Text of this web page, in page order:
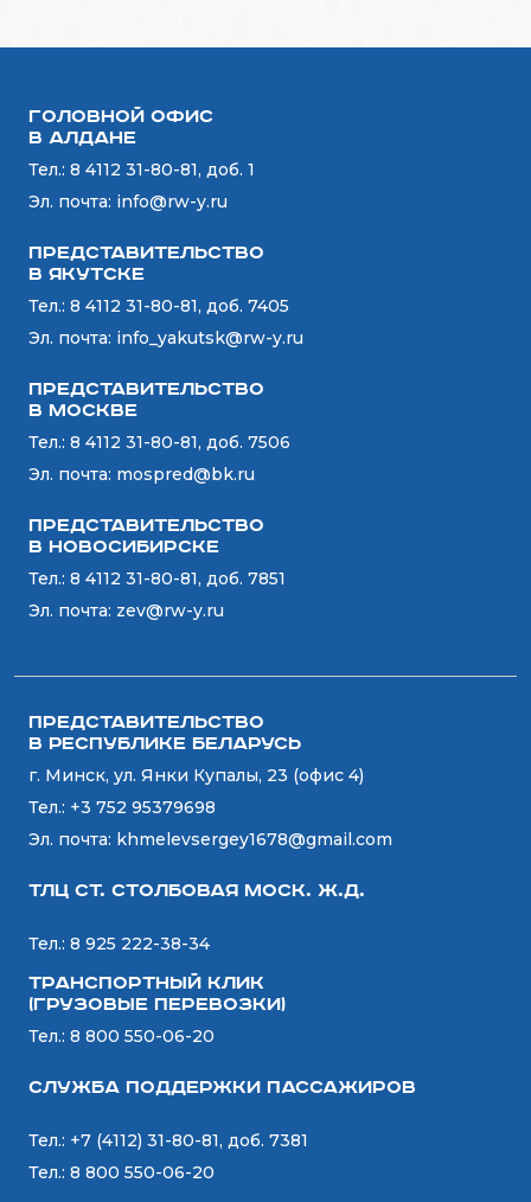
Головной офис
в Алдане
Тел.: 8 4112 31-80-81, доб. 1
Эл. почта: info@rw-y.ru
Представительство
в Якутске
Тел.: 8 4112 31-80-81, доб. 7405
Эл. почта: info_yakutsk@rw-y.ru
Представительство
в Москве
Тел.: 8 4112 31-80-81, доб. 7506
Эл. почта: mospred@bk.ru
Представительство
в Новосибирске
Тел.: 8 4112 31-80-81, доб. 7851
Эл. почта: zev@rw-y.ru
Представительство
в Республике Беларусь
г. Минск, ул. Янки Купалы, 23 (офис 4)
Тел.: +3 752 95379698
Эл. почта: khmelevsergey1678@gmail.com
ТЛЦ ст. СТОЛБОВАЯ Моск. Ж.Д.
Тел.: 8 925 222-38-34
Транспортный Клик
(Грузовые перевозки)
Тел.: 8 800 550-06-20
Служба поддержки пассажиров
Тел.: +7 (4112) 31-80-81, доб. 7381
Тел.: 8 800 550-06-20